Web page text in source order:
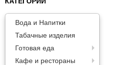
Вода и Напитки
Табачные изделия
Готовая еда
Кафе и рестораны